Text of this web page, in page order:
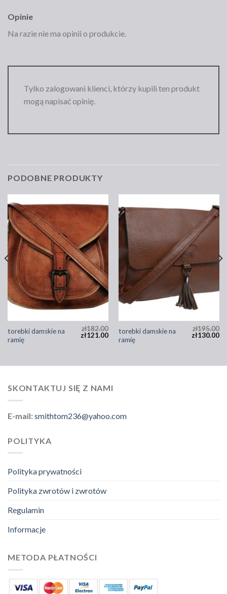
Opinie
Na razie nie ma opinii o produkcie.
Tylko zalogowani klienci, którzy kupili ten produkt
mogą napisać opinię.
PODOBNE PRODUKTY
torebki damskie na
ramię
zł182.00
zł121.00
torebki damskie na
ramię
zł195.00
zł130.00
SKONTAKTUJ SIĘ Z NAMI
E-mail:smithtom236@yahoo.com
POLITYKA
Polityka prywatności
Polityka zwrotów i zwrotów
Regulamin
Informacje
METODA PŁATNOŚCI